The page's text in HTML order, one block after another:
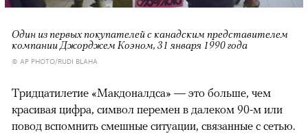
Один из первых покупателей с канадским представителем
компании Джорджем Коэном, 31 января 1990 года
© AP PHOTO/RUDI BLAHA
Тридцатилетие «Макдоналдса» — это больше, чем
красивая цифра, символ перемен в далеком 90-м или
повод вспомнить смешные ситуации, связанные с сетью.